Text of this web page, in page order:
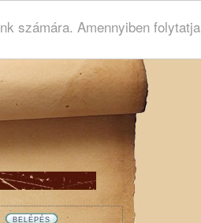
számára. Amennyiben folytatja